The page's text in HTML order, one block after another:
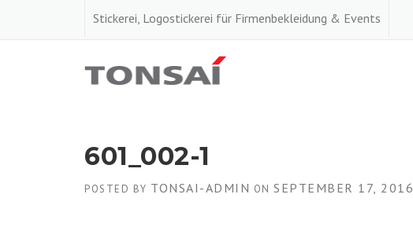
Stickerei, Logostickerei für Firmenbekleidung & Events
601_002-1
POSTED BY TONSAI-ADMIN ON SEPTEMBER 17, 2016